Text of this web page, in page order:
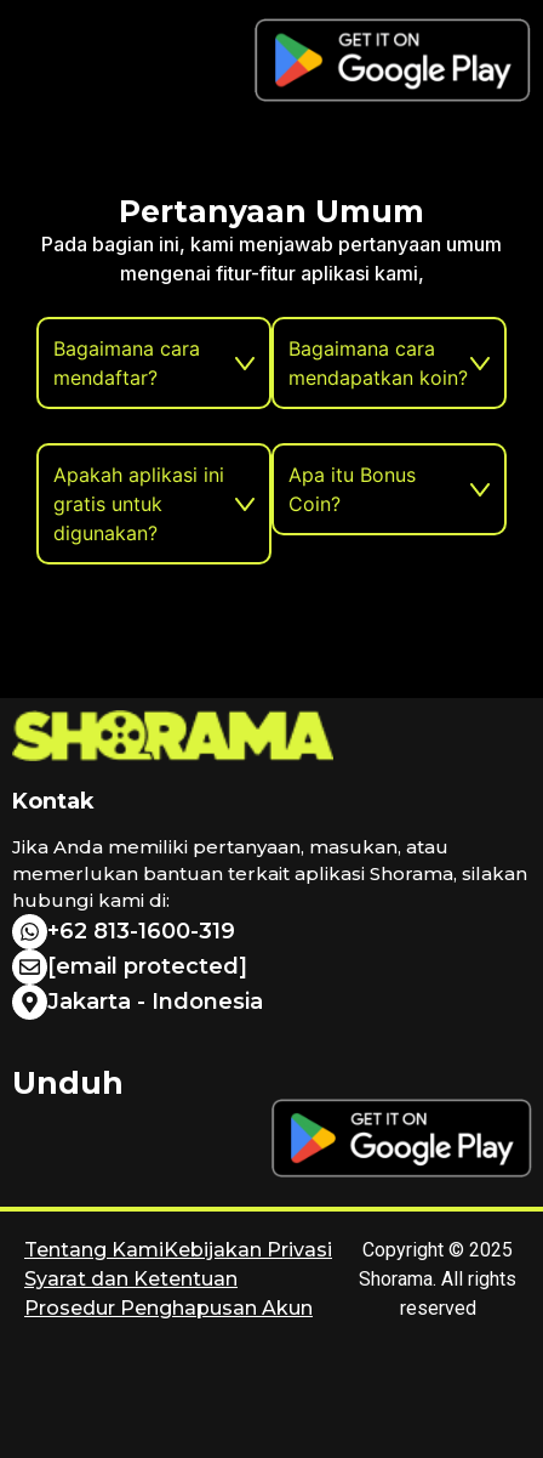
Pertanyaan Umum
Pada bagian ini, kami menjawab pertanyaan umum
mengenai fitur-fitur aplikasi kami,
Bagaimana cara
mendaftar?
Apakah aplikasi ini
gratis untuk
digunakan?
Bagaimana cara
mendapatkan koin?
Apa itu Bonus
Coin?
Kontak
Jika Anda memiliki pertanyaan, masukan, atau
memerlukan bantuan terkait aplikasi Shorama, silakan
hubungi kami di:
+62 813-1600-319
[email protected]
Jakarta - Indonesia
Unduh
Copyright © 2025
Shorama. All rights
reserved
Tentang KamiKebijakan Privasi
Syarat dan Ketentuan
Prosedur Penghapusan Akun